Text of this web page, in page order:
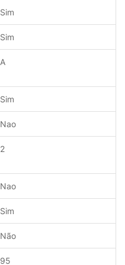
Sim
Sim
A
Sim
Nao
2
Nao
Sim
Não
95